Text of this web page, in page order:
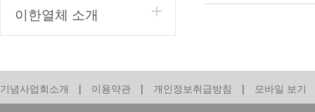
이한열체 소개
기념사업회소개 | 이용약관 | 개인정보취급방침 | 모바일 보기